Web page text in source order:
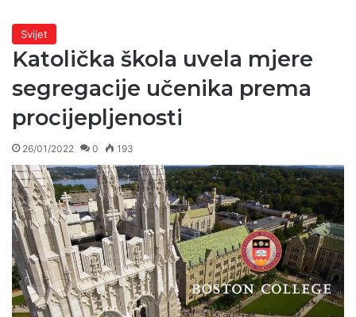
Svijet
Katolička škola uvela mjere
segregacije učenika prema
procijepljenosti
26/01/2022 0 193